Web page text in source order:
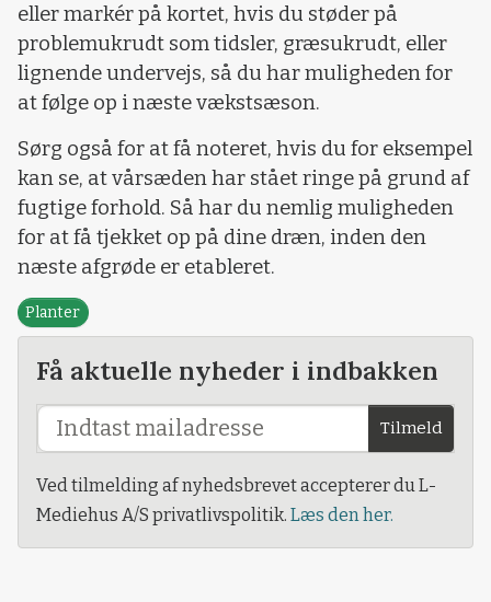
eller markér på kortet, hvis du støder på
problemukrudt som tidsler, græsukrudt, eller
lignende undervejs, så du har muligheden for
at følge op i næste vækstsæson.
Sørg også for at få noteret, hvis du for eksempel
kan se, at vårsæden har stået ringe på grund af
fugtige forhold. Så har du nemlig muligheden
for at få tjekket op på dine dræn, inden den
næste afgrøde er etableret.
Planter
Få aktuelle nyheder i indbakken
Tilmeld
Ved tilmelding af nyhedsbrevet accepterer du L-
Mediehus A/S privatlivspolitik. Læs den her.